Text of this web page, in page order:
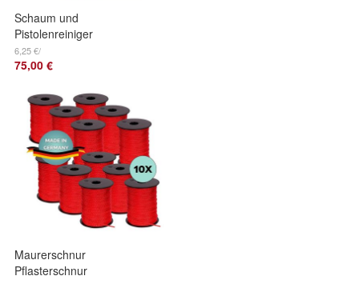
Schaum und
Pistolenreiniger
Bauschaum
Montageschaum
500ml
6,25 €/
75,00 €
Maurerschnur
Pflasterschnur